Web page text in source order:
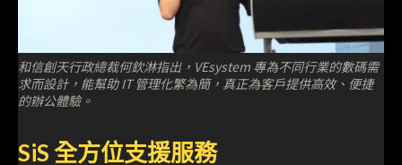
和信創天行政總裁何欽淋指出，VEsystem 專為不同行業的數碼需
求而設計，能幫助 IT 管理化繁為簡，真正為客戶提供高效、便捷
的辦公體驗。
SiS 全方位支援服務